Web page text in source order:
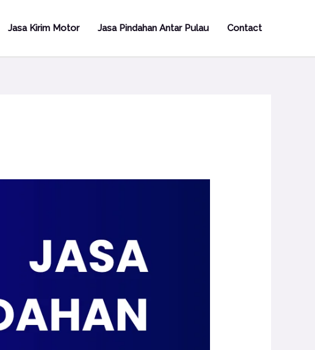
Jasa Kirim Motor Jasa Pindahan Antar Pulau Contact